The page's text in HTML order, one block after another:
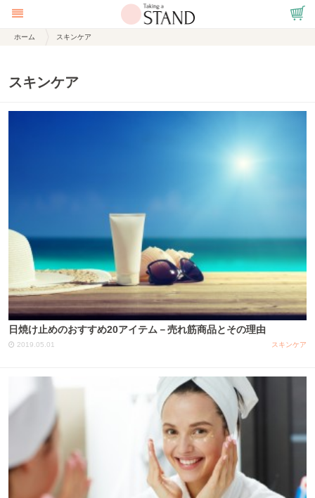
ホーム スキンケア
スキンケア
日焼け止めのおすすめ20アイテム－売れ筋商品とその理由
2019.05.01 スキンケア